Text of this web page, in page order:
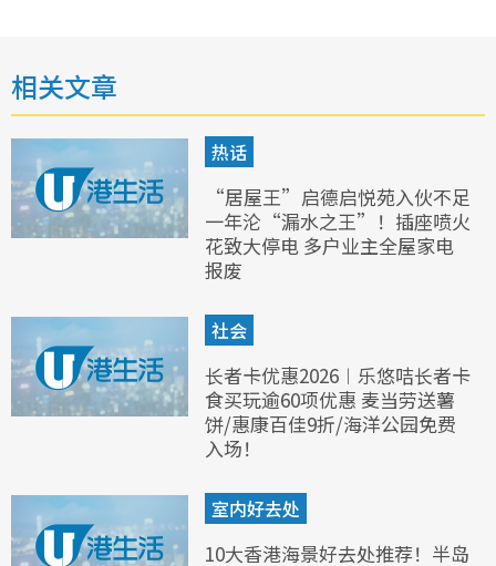
相关文章
热话
“居屋王”启德启悦苑入伙不足
一年沦“漏水之王”！插座喷火
花致大停电 多户业主全屋家电
报废
社会
长者卡优惠2026︱乐悠咭长者卡
食买玩逾60项优惠 麦当劳送薯
饼/惠康百佳9折/海洋公园免费
入场！
室内好去处
10大香港海景好去处推荐！半岛